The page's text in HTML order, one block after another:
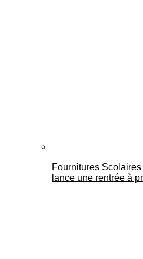
Fournitures
lance une rentrée à